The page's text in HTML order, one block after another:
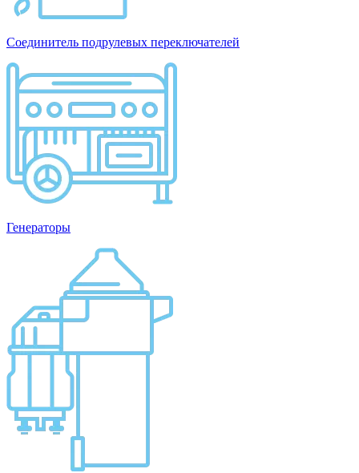
Соединитель подрулевых переключателей
Генераторы